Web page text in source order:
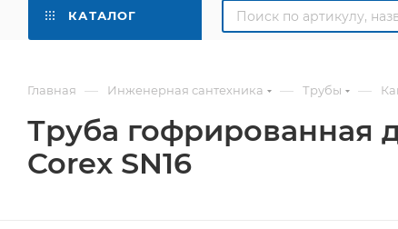
КАТАЛОГ
Главная — Инженерная сантехника — Трубы —
Труба гофрированная
Corex SN16